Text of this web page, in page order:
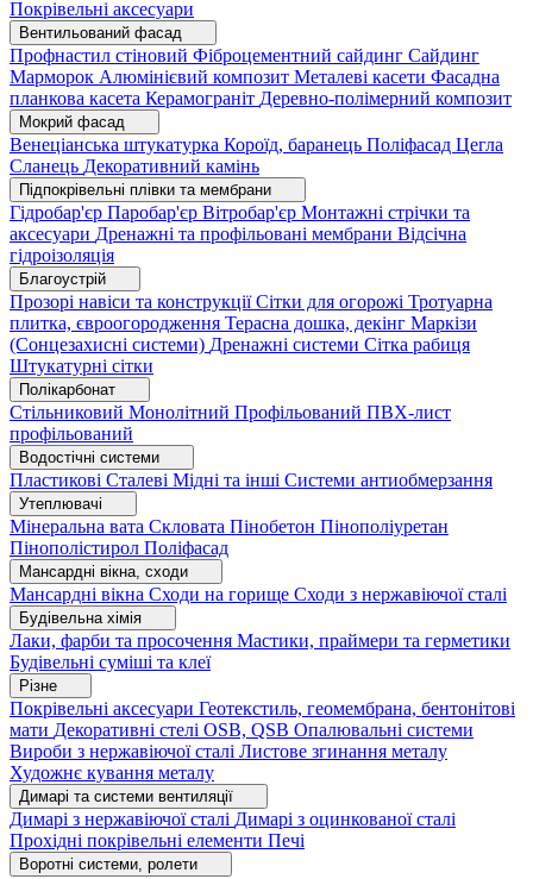
Покрівельні аксесуари
Вентильований фасад
Профнастил стіновий Фіброцементний сайдинг Сайдинг
Марморок Алюмінієвий композит Металеві касети Фасадна
планкова касета Керамограніт Деревно-полімерний композит
Мокрий фасад
Венеціанська штукатурка Короїд, баранець Поліфасад Цегла
Сланець Декоративний камінь
Підпокрівельні плівки та мембрани
Гідробар'єр Паробар'єр Вітробар'єр Монтажні стрічки та
аксесуари Дренажні та профільовані мембрани Відсічна
гідроізоляція
Благоустрій
Прозорі навіси та конструкціїСітки для огорожі Тротуарна
плитка, євроогородження Терасна дошка, декінг Маркізи
(Сонцезахисні системи) Дренажні системи Сітка рабиця
Штукатурні сітки
Полікарбонат
Стільниковий Монолітний Профільований ПВХ-лист
профільований
Водостічні системи
Пластикові Сталеві Мідні та інші Системи антиобмерзання
Утеплювачі
Мінеральна вата Скловата Пінобетон Пінополіуретан
Пінополістирол Поліфасад
Мансардні вікна, сходи
Мансардні вікна Сходи на горище Сходи з нержавіючої сталі
Будівельна хімія
Лаки, фарби та просочення Мастики, праймери та герметики
Будівельні суміші та клеї
Різне
Покрівельні аксесуари Геотекстиль, геомембрана, бентонітові
мати Декоративні стелі OSB, QSB Опалювальні системи
Вироби з нержавіючої сталі Листове згинання металу
Художнє кування металу
Димарі та системи вентиляції
Димарі з нержавіючої сталі Димарі з оцинкованої сталі
Прохідні покрівельні елементи Печі
Воротні системи, ролети